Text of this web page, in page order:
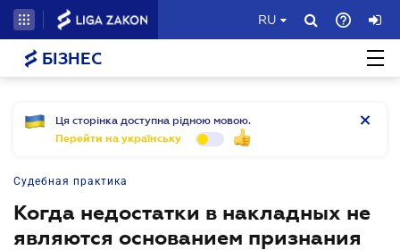
RU
БІЗНЕС
Ця сторінка доступна рідною мовою.
Перейти на українську
Судебная практика
Когда недостатки в накладных не
являются основанием признания